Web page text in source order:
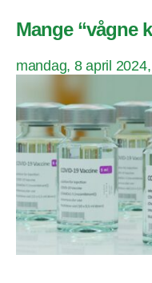
Mange “vågne
mandag, 8 april